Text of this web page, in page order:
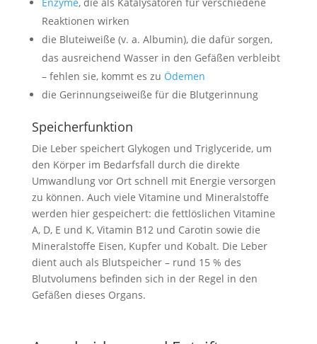
Reaktionen wirken
die Bluteiweiße (v. a. Albumin), die dafür sorgen,
das ausreichend Wasser in den Gefäßen verbleibt
– fehlen sie, kommt es zu Ödemen
die Gerinnungseiweiße für die Blutgerinnung
Speicherfunktion
Die Leber speichert Glykogen und Triglyceride, um
den Körper im Bedarfsfall durch die direkte
Umwandlung vor Ort schnell mit Energie versorgen
zu können. Auch viele Vitamine und Mineralstoffe
werden hier gespeichert: die fettlöslichen Vitamine
A, D, E und K, Vitamin B12 und Carotin sowie die
Mineralstoffe Eisen, Kupfer und Kobalt. Die Leber
dient auch als Blutspeicher – rund 15 % des
Blutvolumens befinden sich in der Regel in den
Gefäßen dieses Organs.